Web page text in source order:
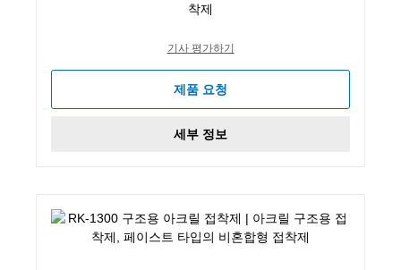
착제
기사 평가하기
제품 요청
세부 정보